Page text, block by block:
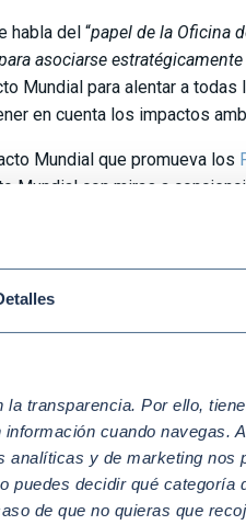
transparencia. Por ello,
cuando navegas.
y de marketing nos
puedes decidir qué categoría
de que no quieras que
habla del “papel de la Oficina
asociarse
Mundial para alentar a
en cuenta los impactos
Mundial que promueva los
Mundial con miras a
en el lugar de trabajo, el
del Pacto Mundial
mejorar la transparencia y
en la labor del Pacto
cuentas, la transparencia, la
y esperamos continuar
los Objetivos de Desarrollo